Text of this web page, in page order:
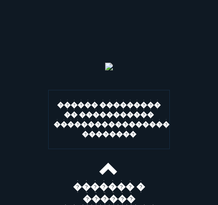
������ ���������
�� �����������
�����������������
��������
������� �
������